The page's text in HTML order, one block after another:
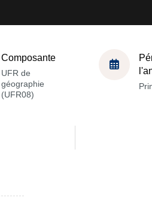
Composante
UFR de
géographie
(UFR08)